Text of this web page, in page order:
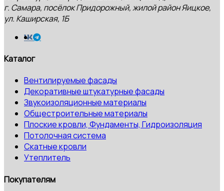
г. Самара, посёлок Придорожный, жилой район Яицкое,
ул. Каширская, 1Б
Каталог
Вентилируемые фасады
Декоративные штукатурные фасады
Звукоизоляционные материалы
Общестроительные материалы
Плоские кровли, Фундаменты, Гидроизоляция
Потолочная система
Скатные кровли
Утеплитель
Покупателям